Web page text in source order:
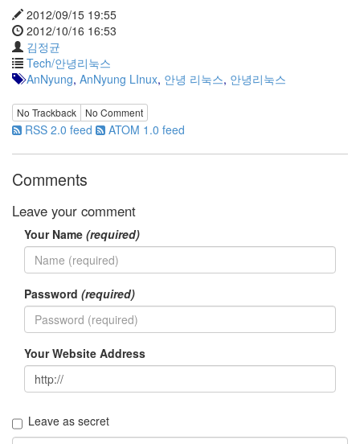
2012/09/15 19:55
2012/10/16 16:53
김정균
Tech/안녕리눅스
AnNyung, AnNyung LInux, 안녕 리눅스, 안녕리눅스
No Trackback No Comment
RSS 2.0 feed ATOM 1.0 feed
Comments
Leave your comment
Your Name (required)
Password (required)
Your Website Address
Leave as secret